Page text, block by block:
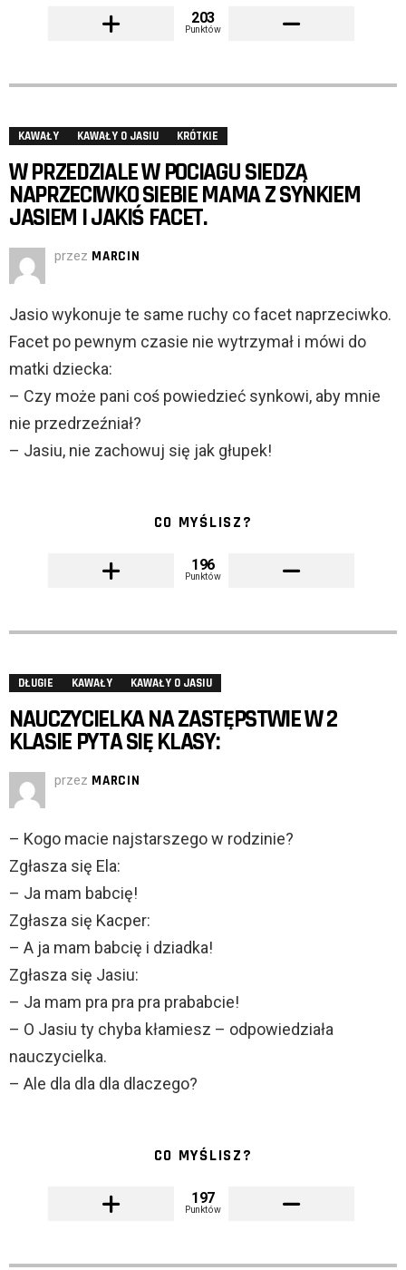
203
Punktów
KAWAŁY KAWAŁY O JASIU KRÓTKIE
W PRZEDZIALE W POCIAGU SIEDZĄ
NAPRZECIWKO SIEBIE MAMA Z SYNKIEM
JASIEM I JAKIŚ FACET.
przez MARCIN
Jasio wykonuje te same ruchy co facet naprzeciwko.
Facet po pewnym czasie nie wytrzymał i mówi do
matki dziecka:
– Czy może pani coś powiedzieć synkowi, aby mnie
nie przedrzeźniał?
– Jasiu, nie zachowuj się jak głupek!
CO MYŚLISZ?
196
Punktów
DŁUGIE KAWAŁY KAWAŁY O JASIU
NAUCZYCIELKA NA ZASTĘPSTWIE W 2
KLASIE PYTA SIĘ KLASY:
przez MARCIN
– Kogo macie najstarszego w rodzinie?
Zgłasza się Ela:
– Ja mam babcię!
Zgłasza się Kacper:
– A ja mam babcię i dziadka!
Zgłasza się Jasiu:
– Ja mam pra pra pra prababcie!
– O Jasiu ty chyba kłamiesz – odpowiedziała
nauczycielka.
– Ale dla dla dla dlaczego?
CO MYŚLISZ?
197
Punktów